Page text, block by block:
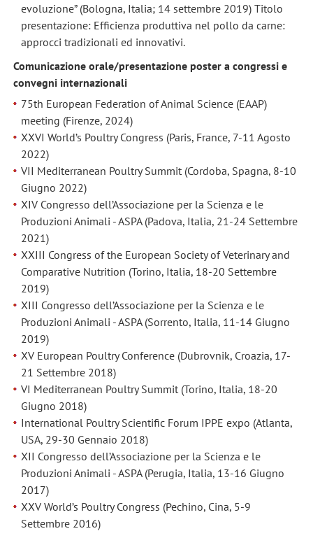
evoluzione” (Bologna, Italia; 14 settembre 2019) Titolo
presentazione: Efficienza produttiva nel pollo da carne:
approcci tradizionali ed innovativi.
Comunicazione orale/presentazione poster a congressi e
convegni internazionali
75th European Federation of Animal Science (EAAP)
meeting (Firenze, 2024)
XXVI World’s Poultry Congress (Paris, France, 7-11 Agosto
2022)
VII Mediterranean Poultry Summit (Cordoba, Spagna, 8-10
Giugno 2022)
XIV Congresso dell’Associazione per la Scienza e le
Produzioni Animali - ASPA (Padova, Italia, 21-24 Settembre
2021)
XXIII Congress of the European Society of Veterinary and
Comparative Nutrition (Torino, Italia, 18-20 Settembre
2019)
XIII Congresso dell’Associazione per la Scienza e le
Produzioni Animali - ASPA (Sorrento, Italia, 11-14 Giugno
2019)
XV European Poultry Conference (Dubrovnik, Croazia, 17-
21 Settembre 2018)
VI Mediterranean Poultry Summit (Torino, Italia, 18-20
Giugno 2018)
International Poultry Scientific Forum IPPE expo (Atlanta,
USA, 29-30 Gennaio 2018)
XII Congresso dell’Associazione per la Scienza e le
Produzioni Animali - ASPA (Perugia, Italia, 13-16 Giugno
2017)
XXV World’s Poultry Congress (Pechino, Cina, 5-9
Settembre 2016)